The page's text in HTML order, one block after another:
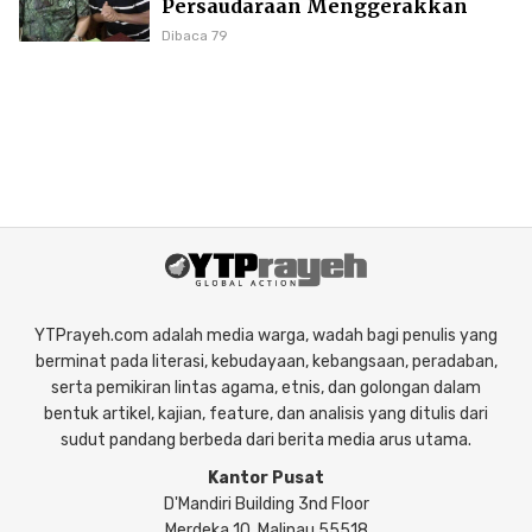
Persaudaraan Menggerakkan
Literasi Borneo
Dibaca 79
YTPrayeh.com adalah media warga, wadah bagi penulis yang
berminat pada literasi, kebudayaan, kebangsaan, peradaban,
serta pemikiran lintas agama, etnis, dan golongan dalam
bentuk artikel, kajian, feature, dan analisis yang ditulis dari
sudut pandang berbeda dari berita media arus utama.
Kantor Pusat
D'Mandiri Building 3nd Floor